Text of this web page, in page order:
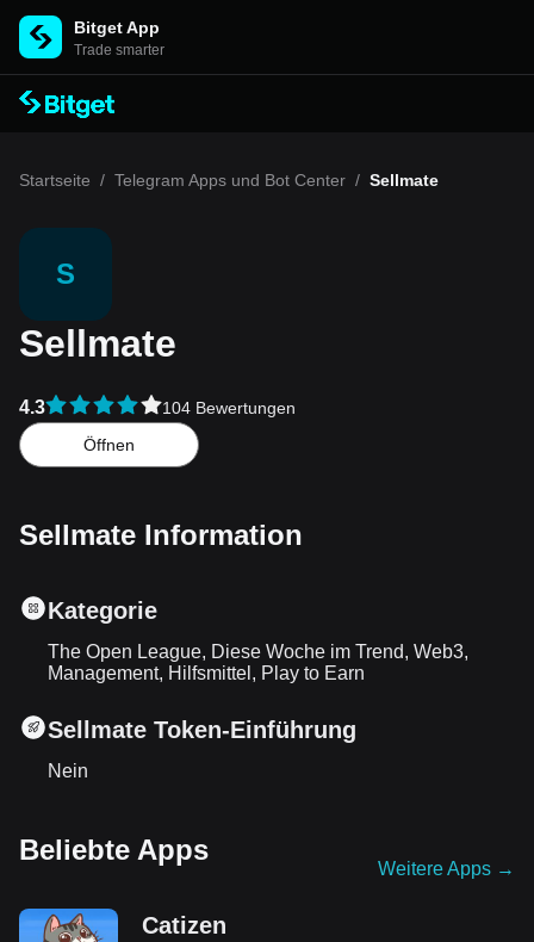
Bitget App
Trade smarter
Startseite / Telegram Apps und Bot Center / Sellmate
S
Sellmate
4.3
104 Bewertungen
Öffnen
Sellmate Information
Kategorie
The Open League, Diese Woche im Trend, Web3,
Management, Hilfsmittel, Play to Earn
Sellmate Token-Einführung
Nein
Beliebte Apps
Weitere Apps →
Catizen